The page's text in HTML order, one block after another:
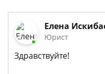
Елена
Юрист
Здравствуйте!